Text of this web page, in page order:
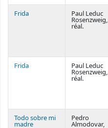
Frida Paul Leduc
Rosenzweig,
réal.
Frida Paul Leduc
Rosenzweig,
réal.
Todo sobre mi
madre
Pedro
Almodovar,